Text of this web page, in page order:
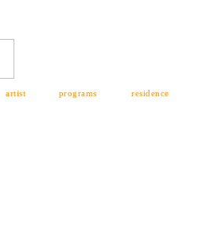
artist programs residence